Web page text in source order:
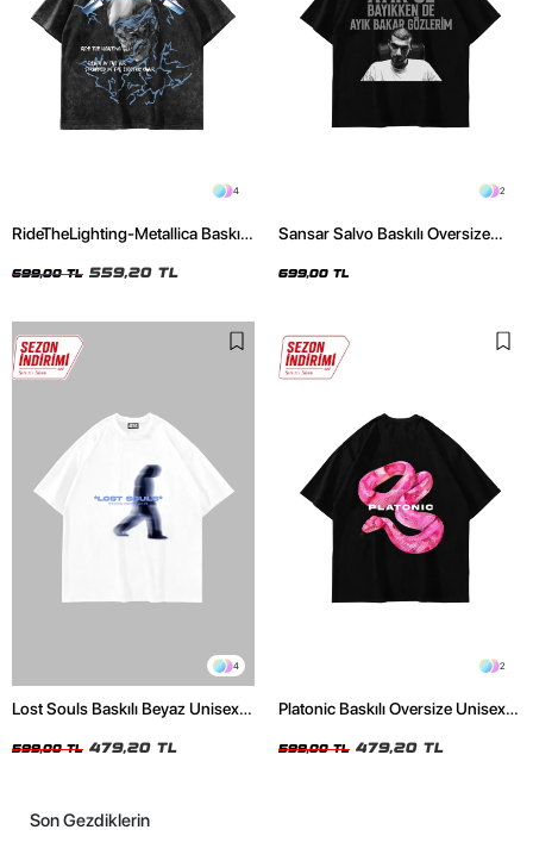
4
RideTheLighting-Metallica Baskılı
Tshirt
699,00 TL 559,20 TL
2
Sansar Salvo Baskılı Oversize
699,00 TL
4
Lost Souls Baskılı Beyaz Unisex
599,00 TL 479,20 TL
2
Platonic Baskılı Oversize Unisex
599,00 TL 479,20 TL
Son Gezdiklerin